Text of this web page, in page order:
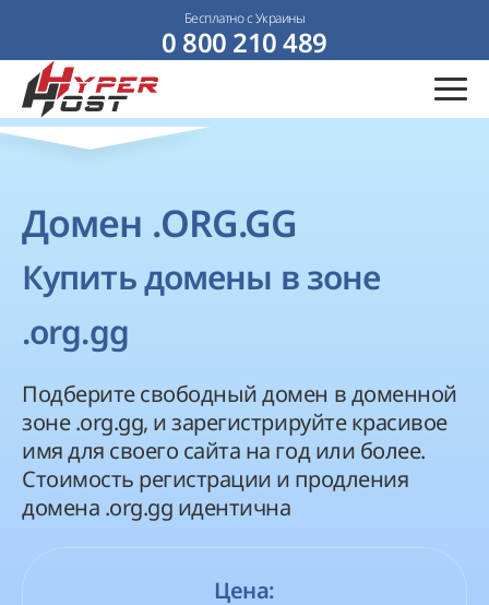
Бесплатно с Украины
0 800 210 489
Домен .ORG.GG
Купить домены в зоне
.org.gg
Подберите свободный домен в доменной
зоне .org.gg, и зарегистрируйте красивое
имя для своего сайта на год или более.
Стоимость регистрации и продления
домена .org.gg идентична
Цена: